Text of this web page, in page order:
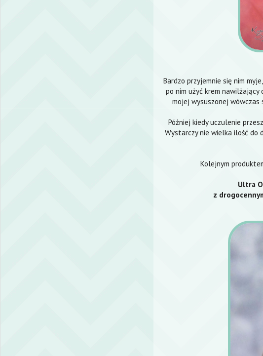
Bardzo przyjemnie się nim
po nim użyć krem nawilżający
mojej wysuszonej wówczas
Później kiedy uczulenie
Wystarczy nie wielka ilość do
Kolejnym
Ultra
z